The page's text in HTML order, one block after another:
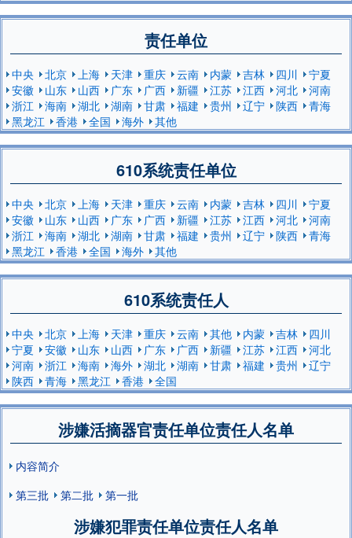
责任单位
中央 北京 上海 天津 重庆 云南 内蒙 吉林 四川
宁夏
安徽
山东 山西 广东 广西 新疆 江苏 江西 河北
河南
浙江
海南 湖北 湖南 甘肃 福建 贵州 辽宁 陕西
青海
黑龙江
香港 全国 海外 其他
610系统责任单位
中央 北京 上海 天津 重庆 云南 内蒙 吉林 四川
宁夏
安徽
山东 山西 广东 广西 新疆 江苏 江西 河北
河南
浙江
海南 湖北 湖南 甘肃 福建 贵州 辽宁 陕西
青海
黑龙江
香港 全国 海外 其他
610系统责任人
中央 北京 上海 天津 重庆 云南 其他 内蒙 吉林
四川
宁夏
安徽 山东 山西 广东 广西 新疆 江苏 江西
河北
河南
浙江 海南 海外 湖北 湖南 甘肃 福建 贵州
辽宁
陕西
青海 黑龙江 香港 全国
涉嫌活摘器官责任单位责任人名单
内容简介
第三批
第二批 第一批
涉嫌犯罪责任单位责任人名单